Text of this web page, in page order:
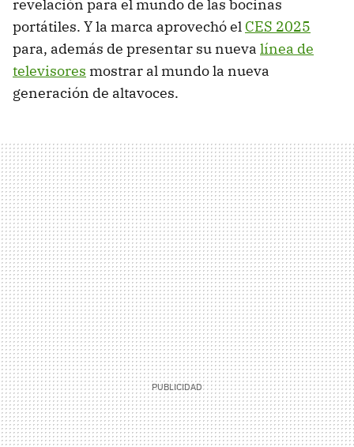
revelación para el mundo de las bocinas
portátiles. Y la marca aprovechó el CES 2025
para, además de presentar su nueva línea de
televisores mostrar al mundo la nueva
generación de altavoces.